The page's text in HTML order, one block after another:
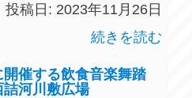
投稿日: 2023年11月26日
続きを読む
催する飲食音楽舞踏
河川敷広場